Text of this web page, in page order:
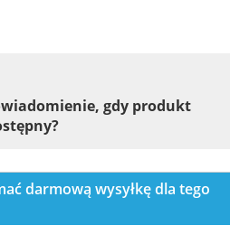
gdy produkt
darmową wysyłkę dla tego